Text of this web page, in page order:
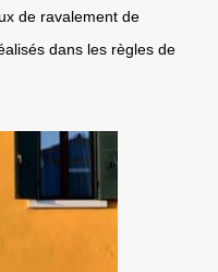
de ravalement de
dans les règles de